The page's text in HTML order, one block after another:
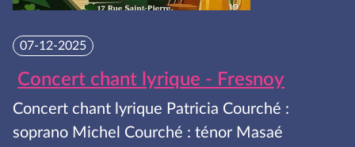
07-12-2025
Concert chant lyrique - Fresnoy
Concert chant lyrique Patricia Courché :
soprano Michel Courché : ténor Masaé